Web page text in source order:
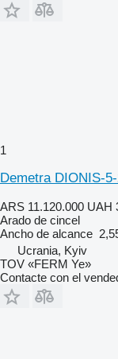
1
Demetra DIONIS-
ARS 11.120.000 UAH
Arado de cincel
Ancho de alcance
Ucrania, Kyiv
TOV «FERM Ye»
Contacte con el